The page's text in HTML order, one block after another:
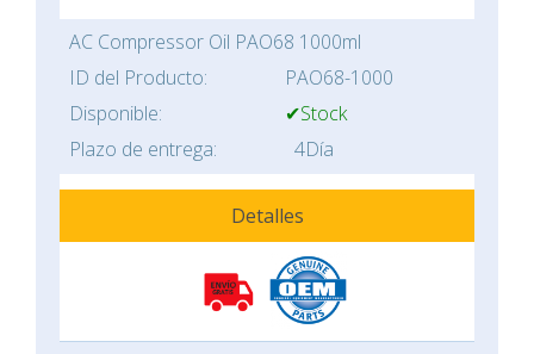
AC Compressor Oil PAO68 1000ml
ID del Producto:
PAO68-1000
Disponible:
✔Stock
Plazo de entrega:
4Día
Detalles